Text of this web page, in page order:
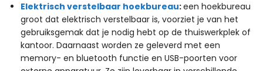
Elektrisch verstelbaar hoekbureau:een hoekbureau
groot dat elektrisch verstelbaar is, voorziet je van het
gebruiksgemak dat je nodig hebt op de thuiswerkplek of
kantoor. Daarnaast worden ze geleverd met een
memory- en bluetooth functie en USB-poorten voor